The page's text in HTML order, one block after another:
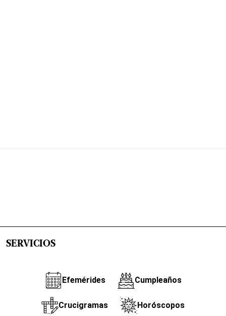
SERVICIOS
Efemérides Cumpleaños
Crucigramas Horóscopos